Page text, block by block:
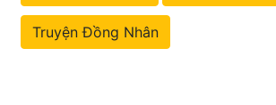
Truyện Đồng Nhân